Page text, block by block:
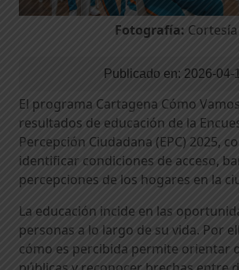
Fotografía: Cortesía
Publicado en: 2026-04-
El programa Cartagena Cómo
resultados de educación de la
Percepción Ciudadana (EPC) 2025,
identificar condiciones de acceso,
percepciones de los hogares en la
La educación incide en las
personas a lo largo de su vida. Por
cómo es percibida permite orientar